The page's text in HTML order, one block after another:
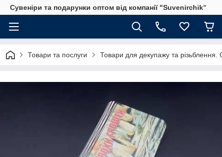
Сувеніри та подарунки оптом від компанії "Suvenirchik"
Товари та послуги Товари для декупажу та різьблення.